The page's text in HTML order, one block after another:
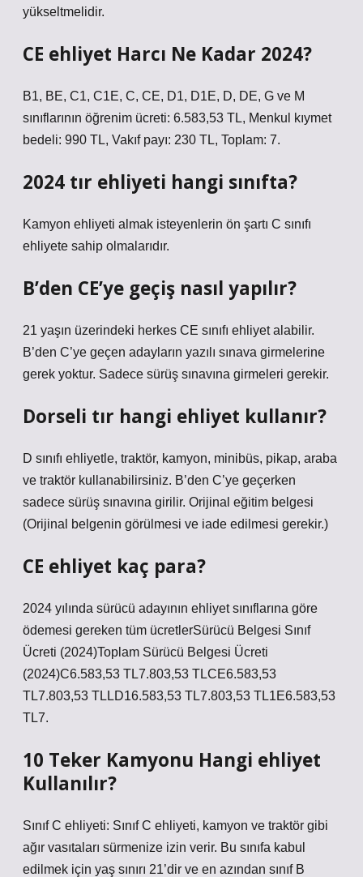
yükseltmelidir.
CE ehliyet Harcı Ne Kadar 2024?
B1, BE, C1, C1E, C, CE, D1, D1E, D, DE, G ve M
sınıflarının öğrenim ücreti: 6.583,53 TL, Menkul kıymet
bedeli: 990 TL, Vakıf payı: 230 TL, Toplam: 7.
2024 tır ehliyeti hangi sınıfta?
Kamyon ehliyeti almak isteyenlerin ön şartı C sınıfı
ehliyete sahip olmalarıdır.
B’den CE’ye geçiş nasıl yapılır?
21 yaşın üzerindeki herkes CE sınıfı ehliyet alabilir.
B’den C’ye geçen adayların yazılı sınava girmelerine
gerek yoktur. Sadece sürüş sınavına girmeleri gerekir.
Dorseli tır hangi ehliyet kullanır?
D sınıfı ehliyetle, traktör, kamyon, minibüs, pikap, araba
ve traktör kullanabilirsiniz. B’den C’ye geçerken
sadece sürüş sınavına girilir. Orijinal eğitim belgesi
(Orijinal belgenin görülmesi ve iade edilmesi gerekir.)
CE ehliyet kaç para?
2024 yılında sürücü adayının ehliyet sınıflarına göre
ödemesi gereken tüm ücretlerSürücü Belgesi Sınıf
Ücreti (2024)Toplam Sürücü Belgesi Ücreti
(2024)C6.583,53 TL7.803,53 TLCE6.583,53
TL7.803,53 TLLD16.583,53 TL7.803,53 TL1E6.583,53
TL7.
10 Teker Kamyonu Hangi ehliyet
Kullanılır?
Sınıf C ehliyeti: Sınıf C ehliyeti, kamyon ve traktör gibi
ağır vasıtaları sürmenize izin verir. Bu sınıfa kabul
edilmek için yaş sınırı 21’dir ve en azından sınıf B